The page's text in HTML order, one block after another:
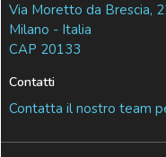
Via Moretto da Brescia,
Milano - Italia
CAP 20133
Contatti
Contatta il nostro team